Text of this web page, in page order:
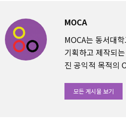
MOCA
MOCA는 동서대
기획하고 제작되
진 공익적 목적
모든 게시물 보기